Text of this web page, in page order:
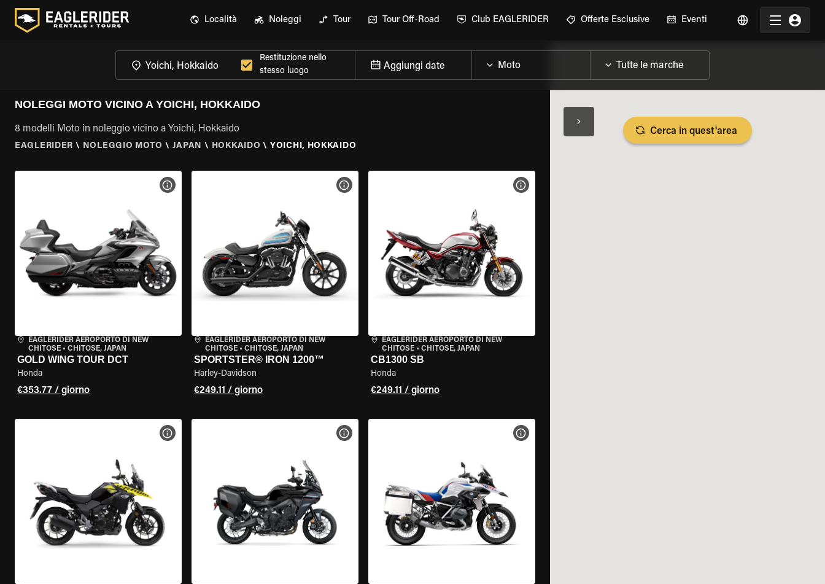
Località Noleggi Tour Tour Off-Road Club EAGLERIDER Offerte Esclusive Eventi
Restituzione nello
stesso luogo
Aggiungi date
NOLEGGI MOTO VICINO A YOICHI, HOKKAIDO
8 modelli Moto in noleggio vicino a Yoichi, Hokkaido
EAGLERIDER \ NOLEGGIO MOTO \ JAPAN \ HOKKAIDO \ YOICHI, HOKKAIDO
EAGLERIDER AEROPORTO DI NEW
CHITOSE • CHITOSE, JAPAN
GOLD WING TOUR DCT
Honda
€353.77 / giorno
VISUALIZZA SPECIFICHE DELLA MOTO
EAGLERIDER AEROPORTO DI NEW
CHITOSE• CHITOSE, JAPAN
SPORTSTER® IRON 1200™
Harley-Davidson
€249.11 / giorno
VISUALIZZA SPECIFICHE DELLA MOTO
EAGLERIDER AEROPORTO DI NEW
CHITOSE• CHITOSE, JAPAN
CB1300 SB
Honda
€249.11 / giorno
VISUALIZZA SPECIFICHE DELLA MOTO
VISUALIZZA SPECIFICHE DELLA MOTO VISUALIZZA SPECIFICHE DELLA MOTO VISUALIZZA SPECIFICHE DELLA MOTO
Cerca in quest'area